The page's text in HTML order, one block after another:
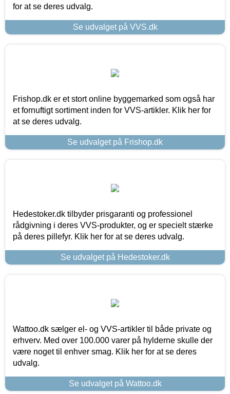
for at se deres udvalg.
Se udvalget på VVS.dk
Frishop.dk er et stort online byggemarked som også har
et fornuftigt sortiment inden for VVS-artikler. Klik her for
at se deres udvalg.
Se udvalget på Frishop.dk
Hedestoker.dk tilbyder prisgaranti og professionel
rådgivning i deres VVS-produkter, og er specielt stærke
på deres pillefyr. Klik her for at se deres udvalg.
Se udvalget på Hedestoker.dk
Wattoo.dk sælger el- og VVS-artikler til både private og
erhverv. Med over 100.000 varer på hylderne skulle der
være noget til enhver smag. Klik her for at se deres
udvalg.
Se udvalget på Wattoo.dk